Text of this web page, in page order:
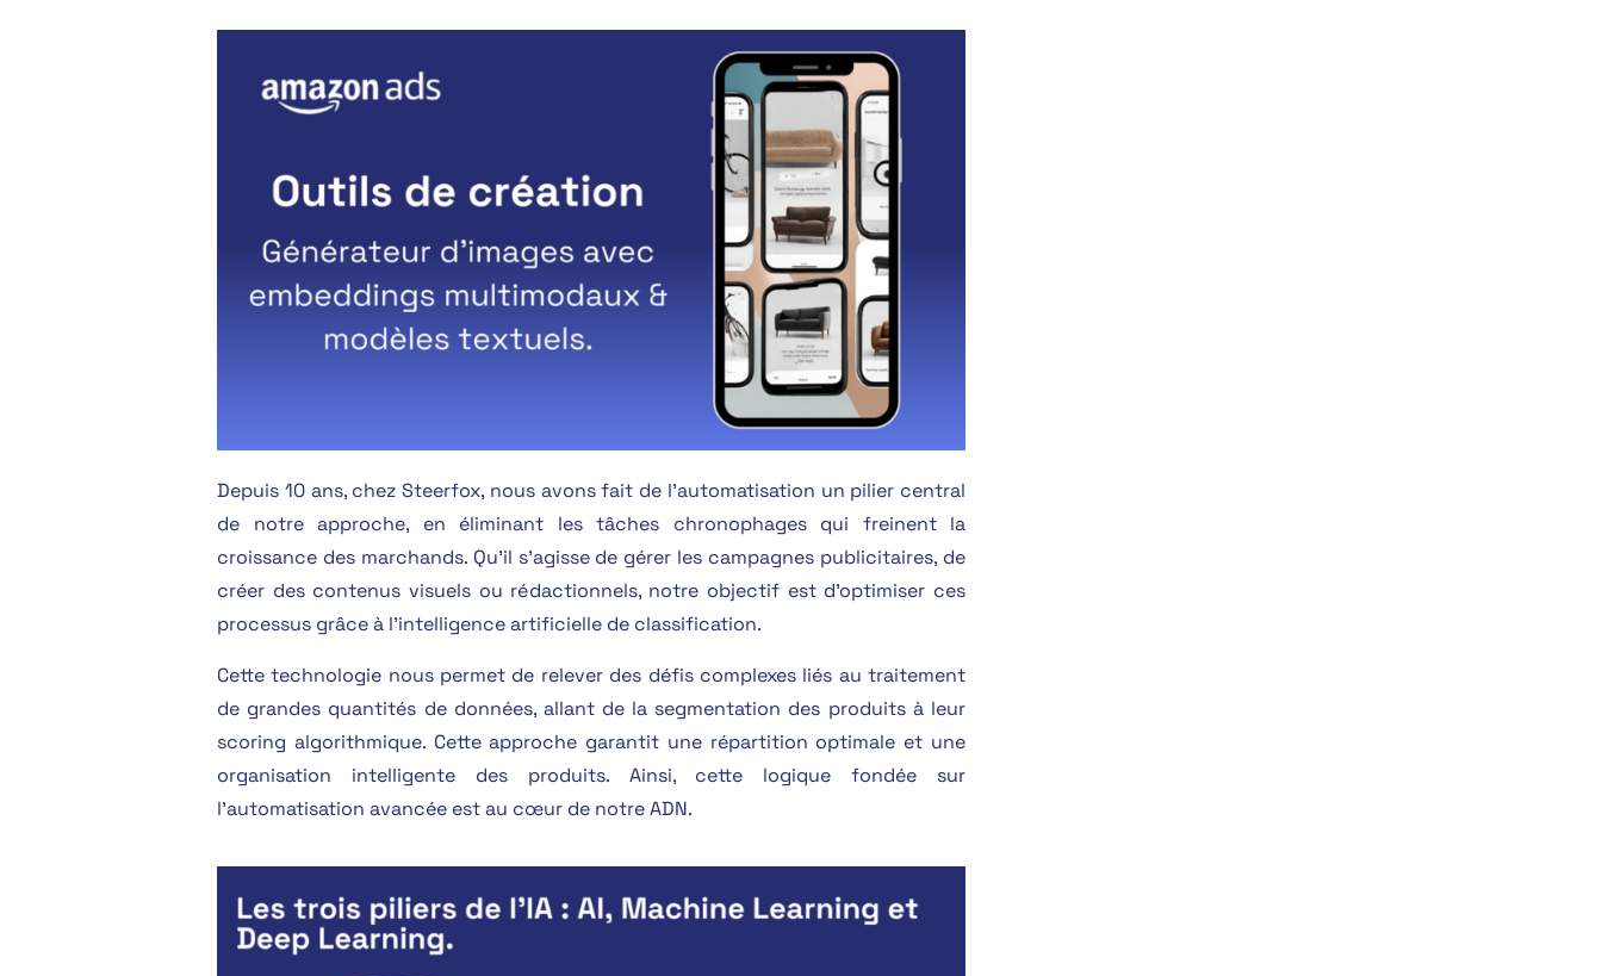
Depuis 10 ans, chez Steerfox, nous avons fait de l’automatisation un pilier central
de notre approche, en éliminant les tâches chronophages qui freinent la
croissance des marchands. Qu’il s’agisse de gérer les campagnes publicitaires, de
créer des contenus visuels ou rédactionnels, notre objectif est d’optimiser ces
processus grâce à l’intelligence artificielle de classification.
Cette technologie nous permet de relever des défis complexes liés au traitement
de grandes quantités de données, allant de la segmentation des produits à leur
scoring algorithmique. Cette approche garantit une répartition optimale et une
organisation intelligente des produits. Ainsi, cette logique fondée sur
l’automatisation avancée est au cœur de notre ADN.